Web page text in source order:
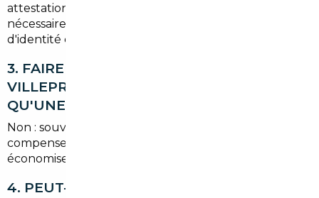
attestation d'identification, le quitus fiscal si
nécessaire, le contrôle technique et une preuve
d'identité et de domicile en Yvelines.
3. FAIRE APPEL À UN MANDATAIRE À
VILLEPREUX COÛTE-T-IL PLUS CHER
QU'UNE RECHERCHE PERSONNELLE ?
Non : souvent les tarifs négociés à l'étranger
compensent les frais de courtage, et vous
économisez du temps et des risques.
4. PEUT-ON TESTER LE VÉHICULE AVANT